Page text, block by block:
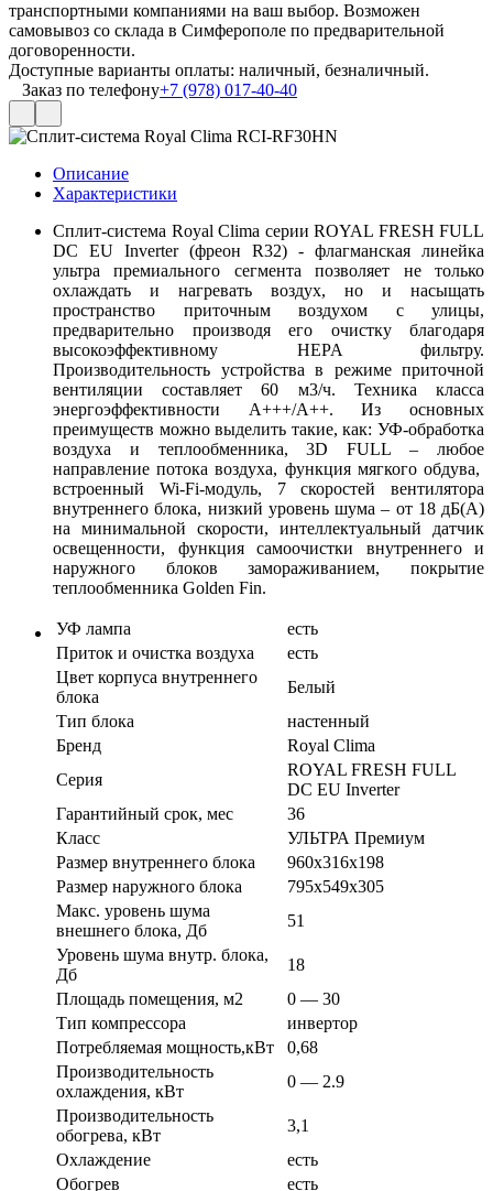
транспортными компаниями на ваш выбор. Возможен
самовывоз со склада в Симферополе по предварительной
договоренности.
Доступные варианты оплаты: наличный, безналичный.
Заказ по телефону+7 (978) 017-40-40
Описание
Характеристики
Сплит-система Royal Clima серии ROYAL FRESH FULL
DC EU Inverter (фреон R32) - флагманская линейка
ультра премиального сегмента позволяет не только
охлаждать и нагревать воздух, но и насыщать
пространство приточным воздухом с улицы,
предварительно производя его очистку благодаря
высокоэффективному HEPA фильтру.
Производительность устройства в режиме приточной
вентиляции составляет 60 м3/ч. Техника класса
энергоэффективности А+++/А++. Из основных
преимуществ можно выделить такие, как: УФ-обработка
воздуха и теплообменника, 3D FULL – любое
направление потока воздуха, функция мягкого обдува,
встроенный Wi-Fi-модуль, 7 скоростей вентилятора
внутреннего блока, низкий уровень шума – от 18 дБ(А)
на минимальной скорости, интеллектуальный датчик
освещенности, функция самоочистки внутреннего и
наружного блоков замораживанием, покрытие
теплообменника Golden Fin.
УФ лампа
есть
Приток и очистка воздуха
есть
Цвет корпуса внутреннего
блока
Белый
Тип блока
настенный
Бренд
Royal Clima
Серия
ROYAL FRESH FULL
DC EU Inverter
Гарантийный срок, мес
36
Класс
УЛЬТРА Премиум
Размер внутреннего блока
960х316х198
Размер наружного блока
795х549х305
Макс. уровень шума
внешнего блока, Дб
51
Уровень шума внутр. блока,
Дб
18
Площадь помещения, м2
0 — 30
Тип компрессора
инвертор
Потребляемая мощность,кВт
0,68
Производительность
охлаждения, кВт
0 — 2.9
Производительность
обогрева, кВт
3,1
Охлаждение
есть
Обогрев
есть